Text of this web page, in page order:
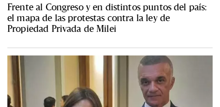
Frente al Congreso y en distintos puntos del país:
el mapa de las protestas contra la ley de
Propiedad Privada de Milei